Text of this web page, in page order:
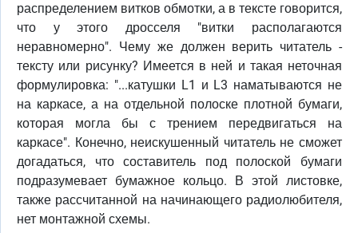
распределением витков обмотки, а в тексте говорится,
что у этого дросселя "витки располагаются
неравномерно". Чему же должен верить читатель -
тексту или рисунку? Имеется в ней и такая неточная
формулировка: "...катушки L1 и L3 наматываются не
на каркасе, а на отдельной полоске плотной бумаги,
которая могла бы с трением передвигаться на
каркасе". Конечно, неискушенный читатель не сможет
догадаться, что составитель под полоской бумаги
подразумевает бумажное кольцо. В этой листовке,
также рассчитанной на начинающего радиолюбителя,
нет монтажной схемы.